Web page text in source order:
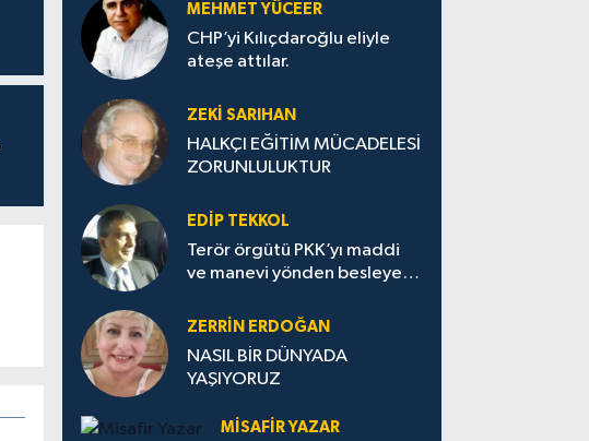
MEHMET YÜCEER
CHP’yi Kılıçdaroğlu eliyle
ateşe attılar.
ZEKI SARIHAN
HALKÇI EĞİTİM MÜCADELESİ
ZORUNLULUKTUR
EDIP TEKKOL
Terör örgütü PKK’yı maddi
ve manevi yönden besleyen
ZERRIN ERDOĞAN
NASIL BİR DÜNYADA
YAŞIYORUZ
MISAFIR YAZAR